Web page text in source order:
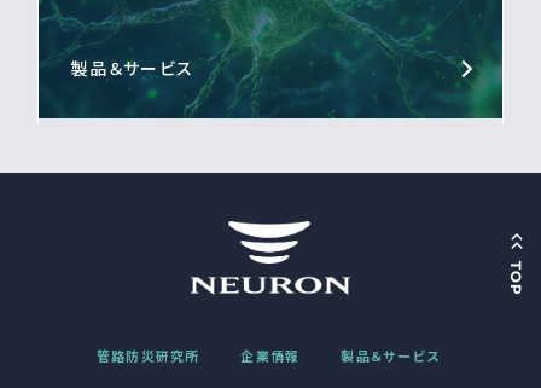
製品＆サービス
管路防災研究所 企業情報 製品＆サービス